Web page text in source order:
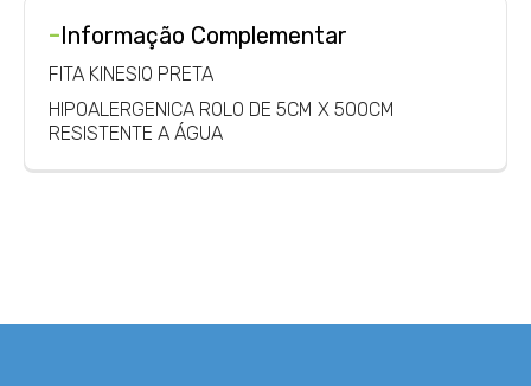
-Informação Complementar
FITA KINESIO PRETA
HIPOALERGENICA ROLO DE 5CM X 500CM
RESISTENTE A ÁGUA